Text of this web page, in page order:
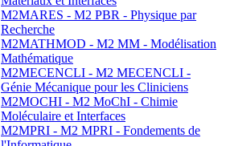
M2MARES - M2 PBR - Physique par
Recherche
M2MATHMOD - M2 MM - Modélisation
Mathématique
M2MECENCLI - M2 MECENCLI -
Génie Mécanique pour les Cliniciens
M2MOCHI - M2 MoChI - Chimie
Moléculaire et Interfaces
M2MPRI - M2 MPRI - Fondements de